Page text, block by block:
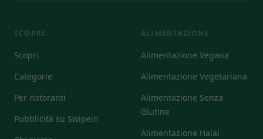
SCOPRI
Scopri
Categorie
Per ristoranti
Pubblicità su Swipein
ALIMENTAZIONE
Alimentazione Vegana
Alimentazione Vegetariana
Alimentazione Senza
Glutine
Alimentazione Halal